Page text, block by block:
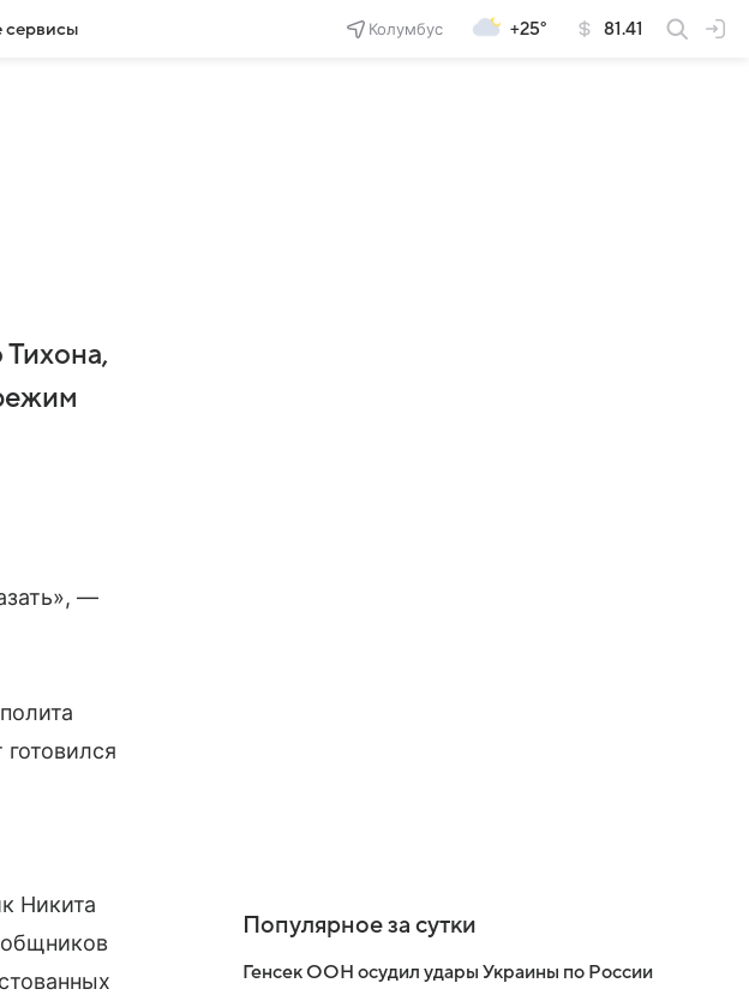
сервисы Колумбус +25° 81.41
—
Никита
Популярное за сутки
Генсек ООН осудил удары Украины по России